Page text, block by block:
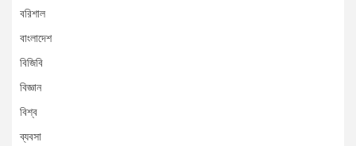
বরিশাল
বাংলাদেশ
বিজিবি
বিজ্ঞান
বিশ্ব
ব্যবসা